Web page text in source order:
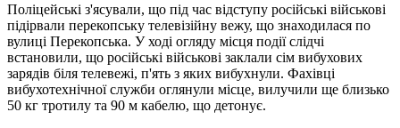
Поліцейські з'ясували, що під час відступу російські військові
підірвали перекопську телевізійну вежу, що знаходилася по
вулиці Перекопська. У ході огляду місця події слідчі
встановили, що російські військові заклали сім вибухових
зарядів біля телевежі, п'ять з яких вибухнули. Фахівці
вибухотехнічної служби оглянули місце, вилучили ще близько
50 кг тротилу та 90 м кабелю, що детонує.